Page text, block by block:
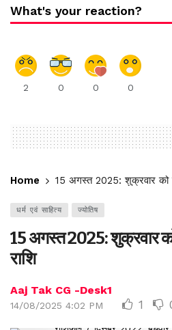
What's your reaction?
2 0 0 0
Home 15 अगस्त 2025: शुक्रवार को
धर्म एवं साहित्य ज्योतिष
15 अगस्त 2025: शुक्रवार
राशि
Aaj Tak CG -Desk1
14/08/2025 4:02 PM 1